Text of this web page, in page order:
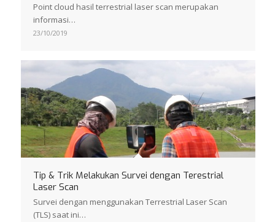
Point cloud hasil terrestrial laser scan merupakan
informasi…
23/10/2019
Tip & Trik Melakukan Survei dengan Terestrial
Laser Scan
Survei dengan menggunakan Terrestrial Laser Scan
(TLS) saat ini…